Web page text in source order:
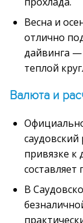
Весна и
отлично
дайвинга —
теплой
Валюта и
саудовский
привязке к
В